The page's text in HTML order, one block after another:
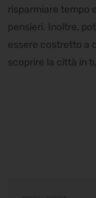
risparmiare tempo
pensieri. Inoltre,
essere costretto a
scoprire la città in